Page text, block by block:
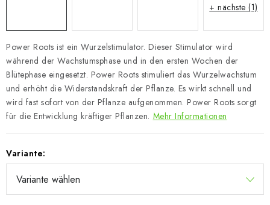
Power Roots ist ein Wurzelstimulator. Dieser Stimulator wird
während der Wachstumsphase und in den ersten Wochen der
Blütephase eingesetzt. Power Roots stimuliert das Wurzelwachstum
und erhöht die Widerstandskraft der Pflanze. Es wirkt schnell und
wird fast sofort von der Pflanze aufgenommen. Power Roots sorgt
für die Entwicklung kräftiger Pflanzen. Mehr Informationen
Variante:
+ nächste (1)